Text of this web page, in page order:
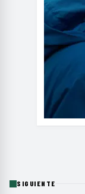
SIGUIENTE